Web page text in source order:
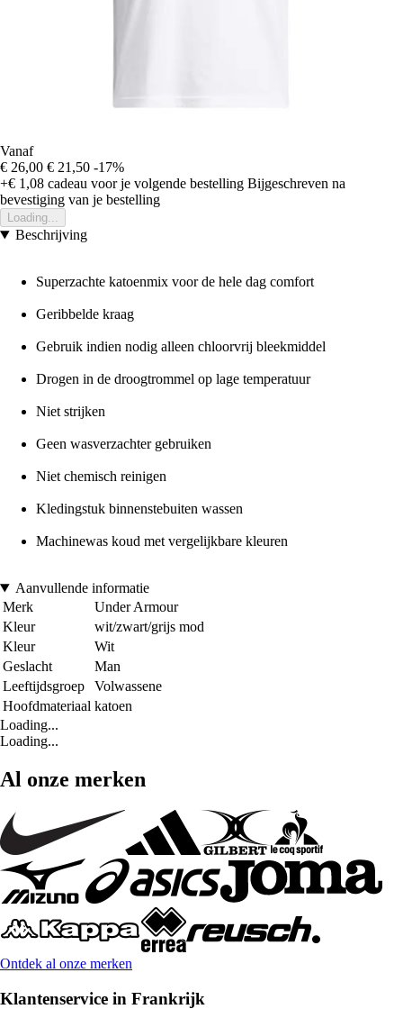
Vanaf
€ 26,00 € 21,50 -17%
+€ 1,08 cadeau voor je volgende bestelling Bijgeschreven na
bevestiging van je bestelling
Loading...
Beschrijving
Superzachte katoenmix voor de hele dag comfort
Geribbelde kraag
Gebruik indien nodig alleen chloorvrij bleekmiddel
Drogen in de droogtrommel op lage temperatuur
Niet strijken
Geen wasverzachter gebruiken
Niet chemisch reinigen
Kledingstuk binnenstebuiten wassen
Machinewas koud met vergelijkbare kleuren
Aanvullende informatie
Merk
Under Armour
Kleur
wit/zwart/grijs mod
Kleur
Wit
Geslacht
Man
Leeftijdsgroep
Volwassene
Hoofdmateriaal katoen
Loading...
Loading...
Al onze merken
Ontdek al onze merken
Klantenservice in Frankrijk